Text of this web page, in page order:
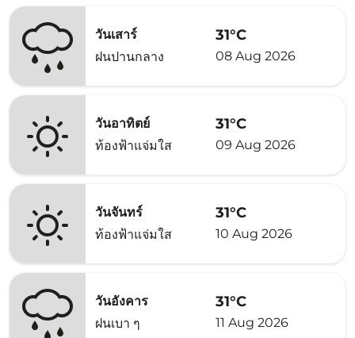
วันเสาร์
ฝนปานกลาง
31°C
08 Aug 2026
วันอาทิตย์
ท้องฟ้าแจ่มใส
31°C
09 Aug 2026
วันจันทร์
ท้องฟ้าแจ่มใส
31°C
10 Aug 2026
วันอังคาร
ฝนเบา ๆ
31°C
11 Aug 2026